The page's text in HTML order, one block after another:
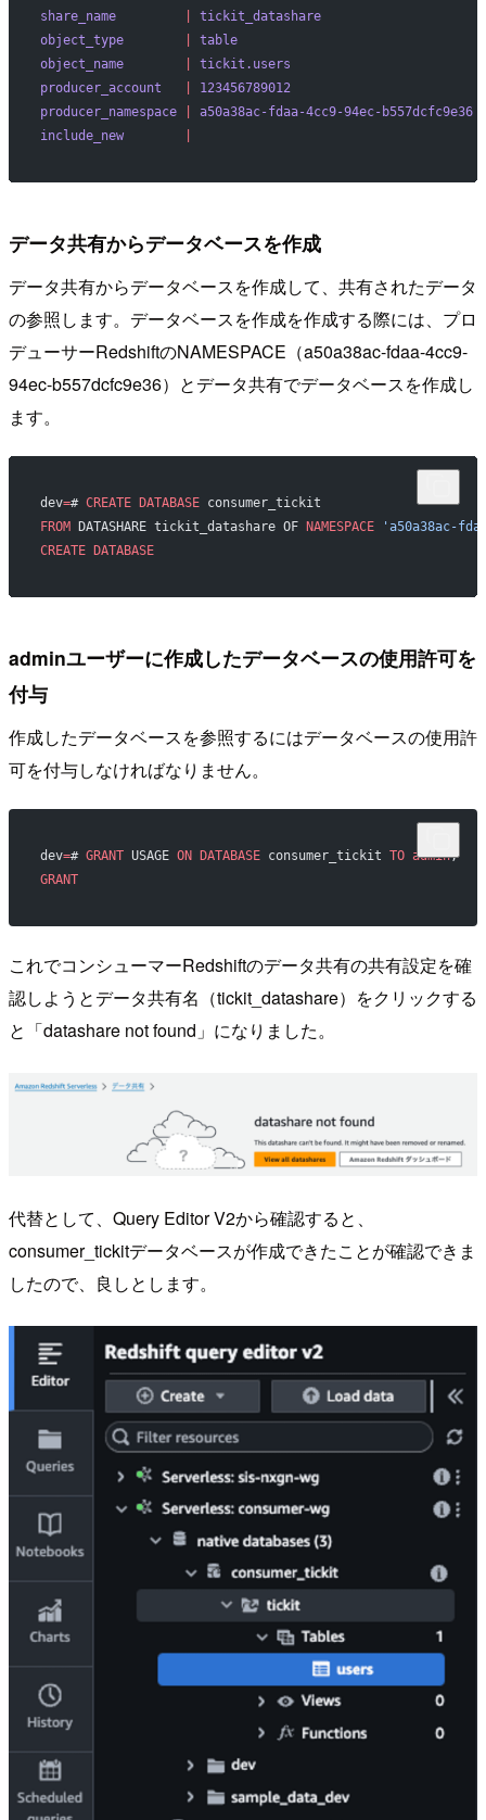
share_name
         |
tickit_datashare
object_type
        |
table
object_name
        |
tickit.users
producer_account
123456789012
producer_namespace |
a50a38ac-fdaa-4cc9-94ec-b557dcfc9e36
include_new
        |
データ共有からデータベースを作成
データ共有からデータベースを作成して、共有されたデータ
の参照します。データベースを作成を作成する際には、プロ
デューサーRedshiftのNAMESPACE（a50a38ac-fdaa-4cc9-
94ec-b557dcfc9e36）とデータ共有でデータベースを作成し
ます。
dev=# CREATE DATABASE consumer_tickit
FROM DATASHARE tickit_datashare OF NAMESPACE 'a50a38ac-
CREATE DATABASE
adminユーザーに作成したデータベースの使用許可を
付与
作成したデータベースを参照するにはデータベースの使用許
可を付与しなければなりません。
dev=# GRANT USAGE ON DATABASE consumer_tickit TO admin;
GRANT
これでコンシューマーRedshiftのデータ共有の共有設定を確
認しようとデータ共有名（tickit_datashare）をクリックする
と「datashare not found」になりました。
代替として、Query Editor V2から確認すると、
consumer_tickitデータベースが作成できたことが確認できま
したので、良しとします。